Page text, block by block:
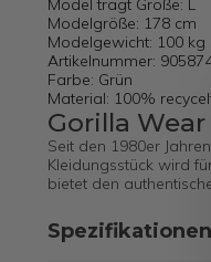
Model trägt Größe: L
Modelgröße: 178 cm
Modelgewicht: 100 kg
Artikelnummer:
Farbe: Grün
Material: 100%
Gorilla Wear
Seit den 1980er
Kleidungsstück wird
bietet den
Spezifikationen